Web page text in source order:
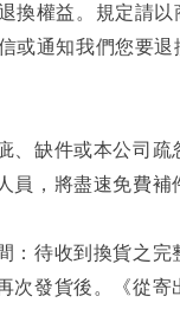
換權益。規定請以
或通知我們您要退
、缺件或本公司疏
員，將盡速免費補
：待收到換貨之完
次發貨後。《從寄